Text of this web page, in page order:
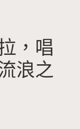
，唱
浪之